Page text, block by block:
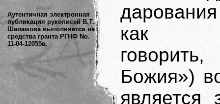
Аутентичная электронная
публикация рукописей В.Т.
Шаламова выполняется на
средства гранта РГНФ No.
11-04-12055в.
как
Божия»)
является